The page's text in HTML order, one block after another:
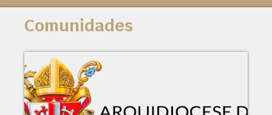
Comunidades